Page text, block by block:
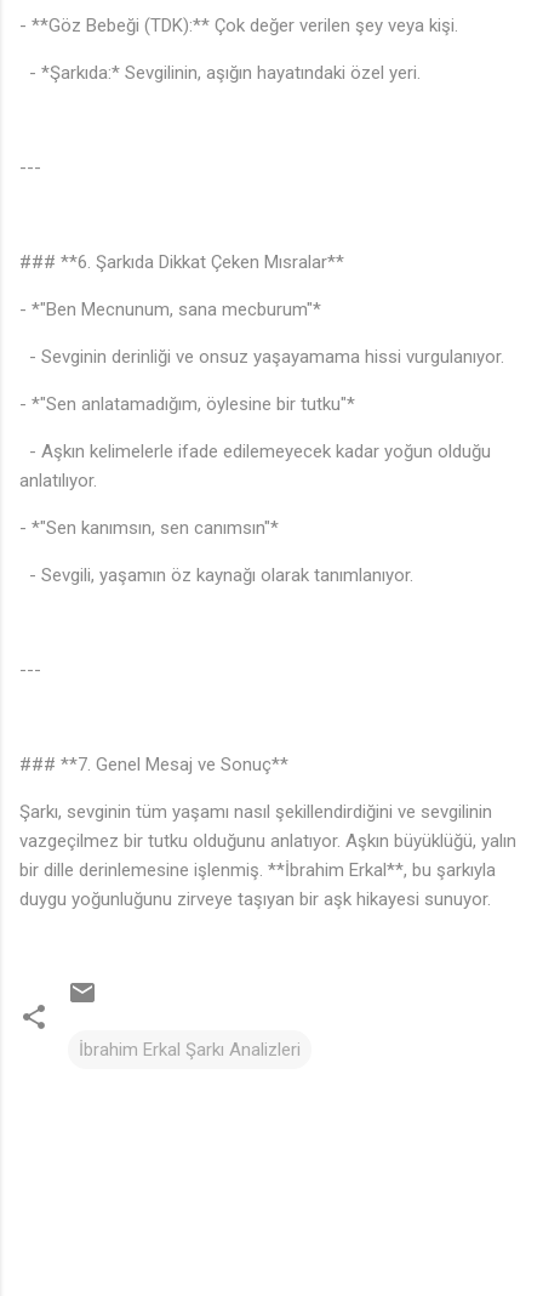
- **Göz Bebeği (TDK):** Çok değer verilen şey veya kişi.
- *Şarkıda:* Sevgilinin, aşığın hayatındaki özel yeri.
---
### **6. Şarkıda Dikkat Çeken Mısralar**
- *"Ben Mecnunum, sana mecburum"*
- Sevginin derinliği ve onsuz yaşayamama hissi vurgulanıyor.
- *"Sen anlatamadığım, öylesine bir tutku"*
- Aşkın kelimelerle ifade edilemeyecek kadar yoğun olduğu
anlatılıyor.
- *"Sen kanımsın, sen canımsın"*
- Sevgili, yaşamın öz kaynağı olarak tanımlanıyor.
---
### **7. Genel Mesaj ve Sonuç**
Şarkı, sevginin tüm yaşamı nasıl şekillendirdiğini ve sevgilinin
vazgeçilmez bir tutku olduğunu anlatıyor. Aşkın büyüklüğü, yalın
bir dille derinlemesine işlenmiş. **İbrahim Erkal**, bu şarkıyla
duygu yoğunluğunu zirveye taşıyan bir aşk hikayesi sunuyor.
İbrahim Erkal Şarkı Analizleri